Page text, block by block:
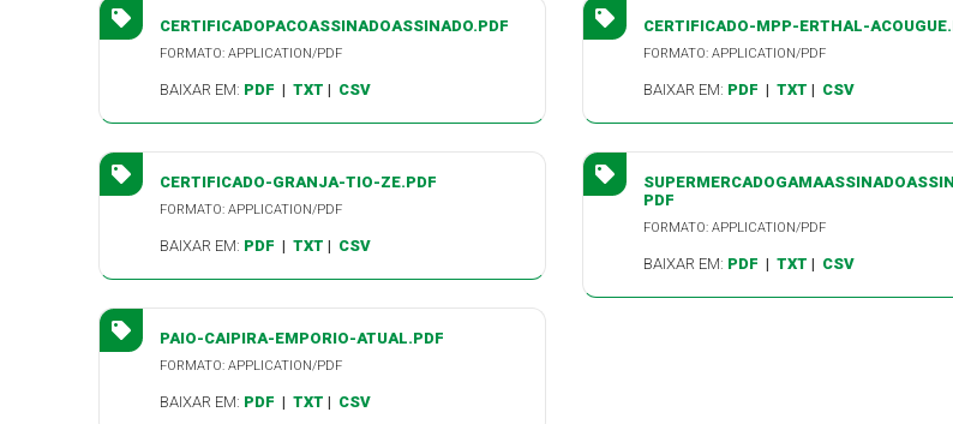
CERTIFICADOPACOASSINADOASSINADO.PDF
FORMATO: APPLICATION/PDF
BAIXAR EM: PDF |TXT | CSV
CERTIFICADO-MPP-ERTHAL-
FORMATO: APPLICATION/PDF
BAIXAR EM: PDF |TXT | CSV
CERTIFICADO-GRANJA-TIO-ZE.PDF
FORMATO: APPLICATION/PDF
BAIXAR EM: PDF |TXT | CSV
PDF
FORMATO: APPLICATION/PDF
BAIXAR EM: PDF |TXT | CSV
PAIO-CAIPIRA-EMPORIO-ATUAL.PDF
FORMATO: APPLICATION/PDF
BAIXAR EM: PDF |TXT | CSV